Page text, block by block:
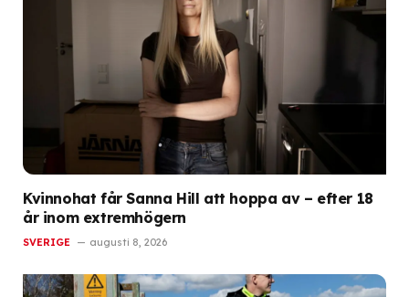
Kvinnohat får Sanna Hill att hoppa av – efter 18
år inom extremhögern
SVERIGE augusti 8, 2026